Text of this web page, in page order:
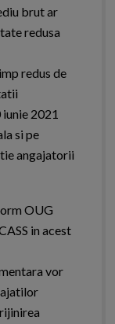
brut ar
redusa
redus de
2021
si pe
angajatorii
OUG
in acest
vor